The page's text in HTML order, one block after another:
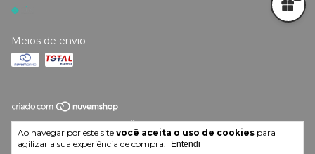
Ao navegar por este site você aceita o uso de cookies para
agilizar a sua experiência de compra.
Entendi
Meios de envio
Copyright MRKF IMPORTAÇÃO E COMERCIO LTDA -
20197667000133 - 2026. Todos os direitos reservados.